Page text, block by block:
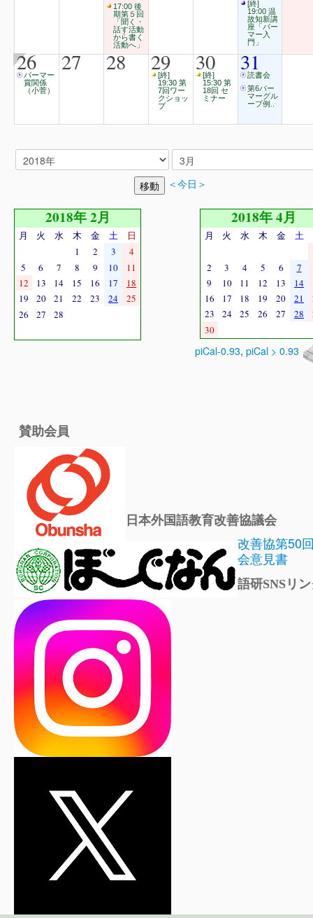
17:00 後
期第５回
「聞く・
話す活動
から書く
活動へ」
[終]
19:00 温
故知新講
座「パー
マー入
門」
26
パーマー
賞関係
（小菅）
27 28 29
[終]
19:30 第
7回ワー
クショッ
プ
30
[終]
15:30 第
18回 セ
ミナー
31
読書会
第6パー
マーグル
ープ例..
＜今日＞
2018年 2月
月 火 水 木 金 土
日
1
2 3
4
5
6 7 8 9 10
11
12
13 14 15 16 17
18
19
20 21 22 23 24
25
26
27 28
2018年 4月
月 火 水 木 金 土
2 3 4 5 6
7
9
10 11 12 13 14
16
17 18 19 20 21
23
24 25 26 27 28
30
piCal-0.93, piCal > 0.93
賛助会員
日本外国語教育改善協議会
改善協第50
会意見書
語研SNSリ